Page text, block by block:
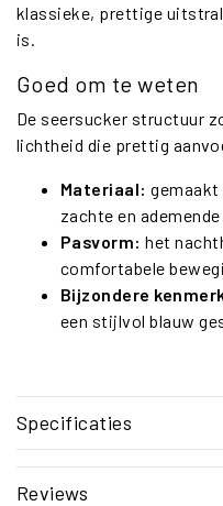
klassieke, prettige
is.
Goed om te weten
De seersucker structuur
lichtheid die prettig
Materiaal: gemaakt
zachte en
Pasvorm: het
comfortabele
Bijzondere
een stijlvol blauw
Specificaties
Reviews